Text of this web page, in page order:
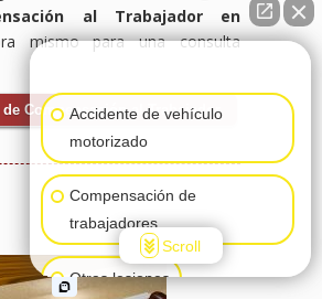
al Trabajador en
mismo para una consulta
Compensación al Trabajador
Accidente de vehículo
motorizado
Compensación de
trabajadores
Otras lesiones
Scroll